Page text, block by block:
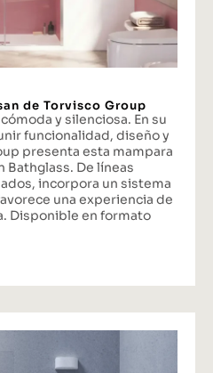
de Torvisco Group
y silenciosa. En su
funcionalidad, diseño y
presenta esta mampara
Bathglass. De líneas
incorpora un sistema
una experiencia de
Disponible en formato